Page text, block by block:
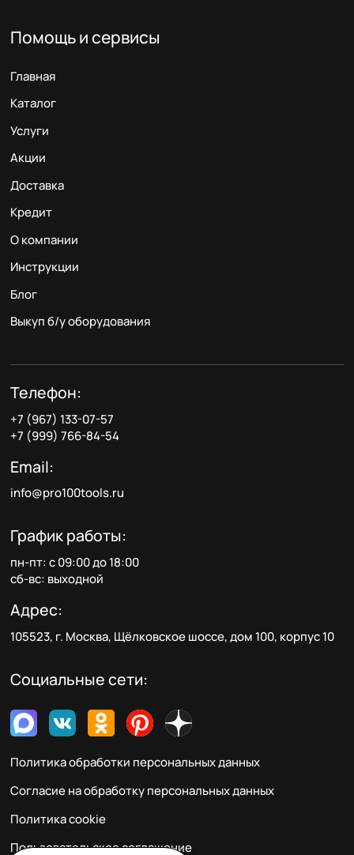
Помощь и сервисы
Главная
Каталог
Услуги
Акции
Доставка
Кредит
О компании
Инструкции
Блог
Выкуп б/у оборудования
Телефон:
+7 (967) 133-07-57
+7 (999) 766-84-54
Email:
info@pro100tools.ru
График работы:
пн-пт: с 09:00 до 18:00
сб-вс: выходной
Адрес:
105523, г. Москва, Щёлковское шоссе, дом 100, корпус 10
Социальные сети:
Политика обработки персональных данных
Согласие на обработку персональных данных
Политика cookie
Пользовательское соглашение